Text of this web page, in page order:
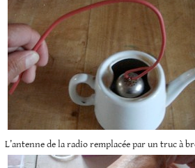
L’antenne de la radio remplacée par un truc à